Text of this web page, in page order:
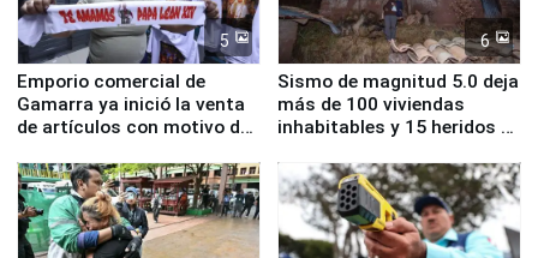
5
Emporio comercial de
Gamarra ya inició la venta
de artículos con motivo de
6
Sismo de magnitud 5.0 deja
más de 100 viviendas
inhabitables y 15 heridos en